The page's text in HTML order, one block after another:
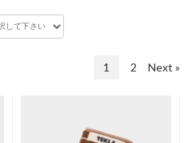
1 2 Next »